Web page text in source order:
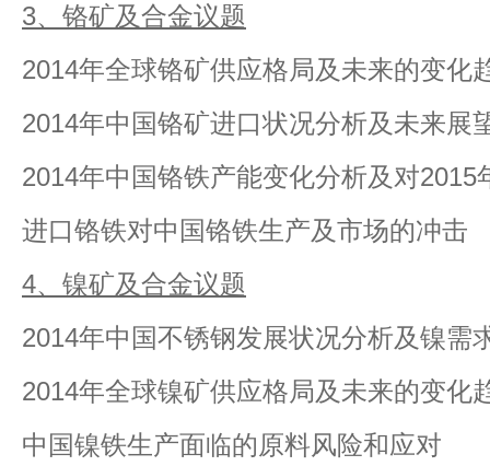
3、铬矿及合金议题
2014年全球铬矿供应格局及未来的变化
2014年中国铬矿进口状况分析及未来展
2014年中国铬铁产能变化分析及对2015
进口铬铁对中国铬铁生产及市场的冲击
4、镍矿及合金议题
2014年中国不锈钢发展状况分析及镍需
2014年全球镍矿供应格局及未来的变化
中国镍铁生产面临的原料风险和应对